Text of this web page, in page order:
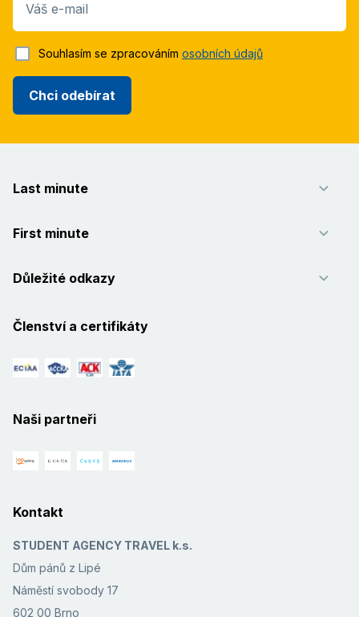
Váš e-mail
Chci odebírat
Souhlasím se zpracováním osobních údajů
Last minute
First minute
Důležité odkazy
Členství a certifikáty
Naši partneři
Kontakt
STUDENT AGENCY TRAVEL k.s.
Dům pánů z Lipé
Náměstí svobody 17
602 00 Brno